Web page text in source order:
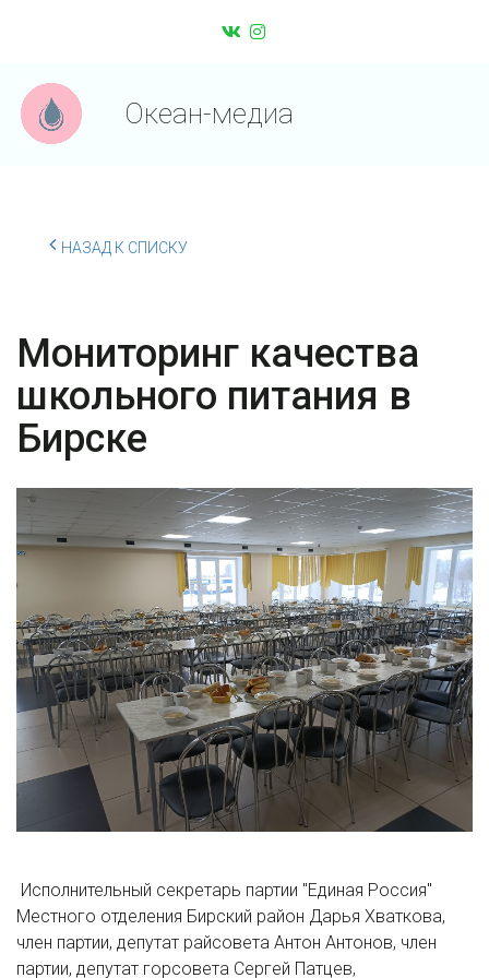
Океан-медиа
НАЗАД К СПИСКУ
Мониторинг качества
школьного питания в
Бирске
Исполнительный секретарь партии "Единая Россия"
Местного отделения Бирский район Дарья Хваткова,
член партии, депутат райсовета Антон Антонов, член
партии, депутат горсовета Сергей Патцев,